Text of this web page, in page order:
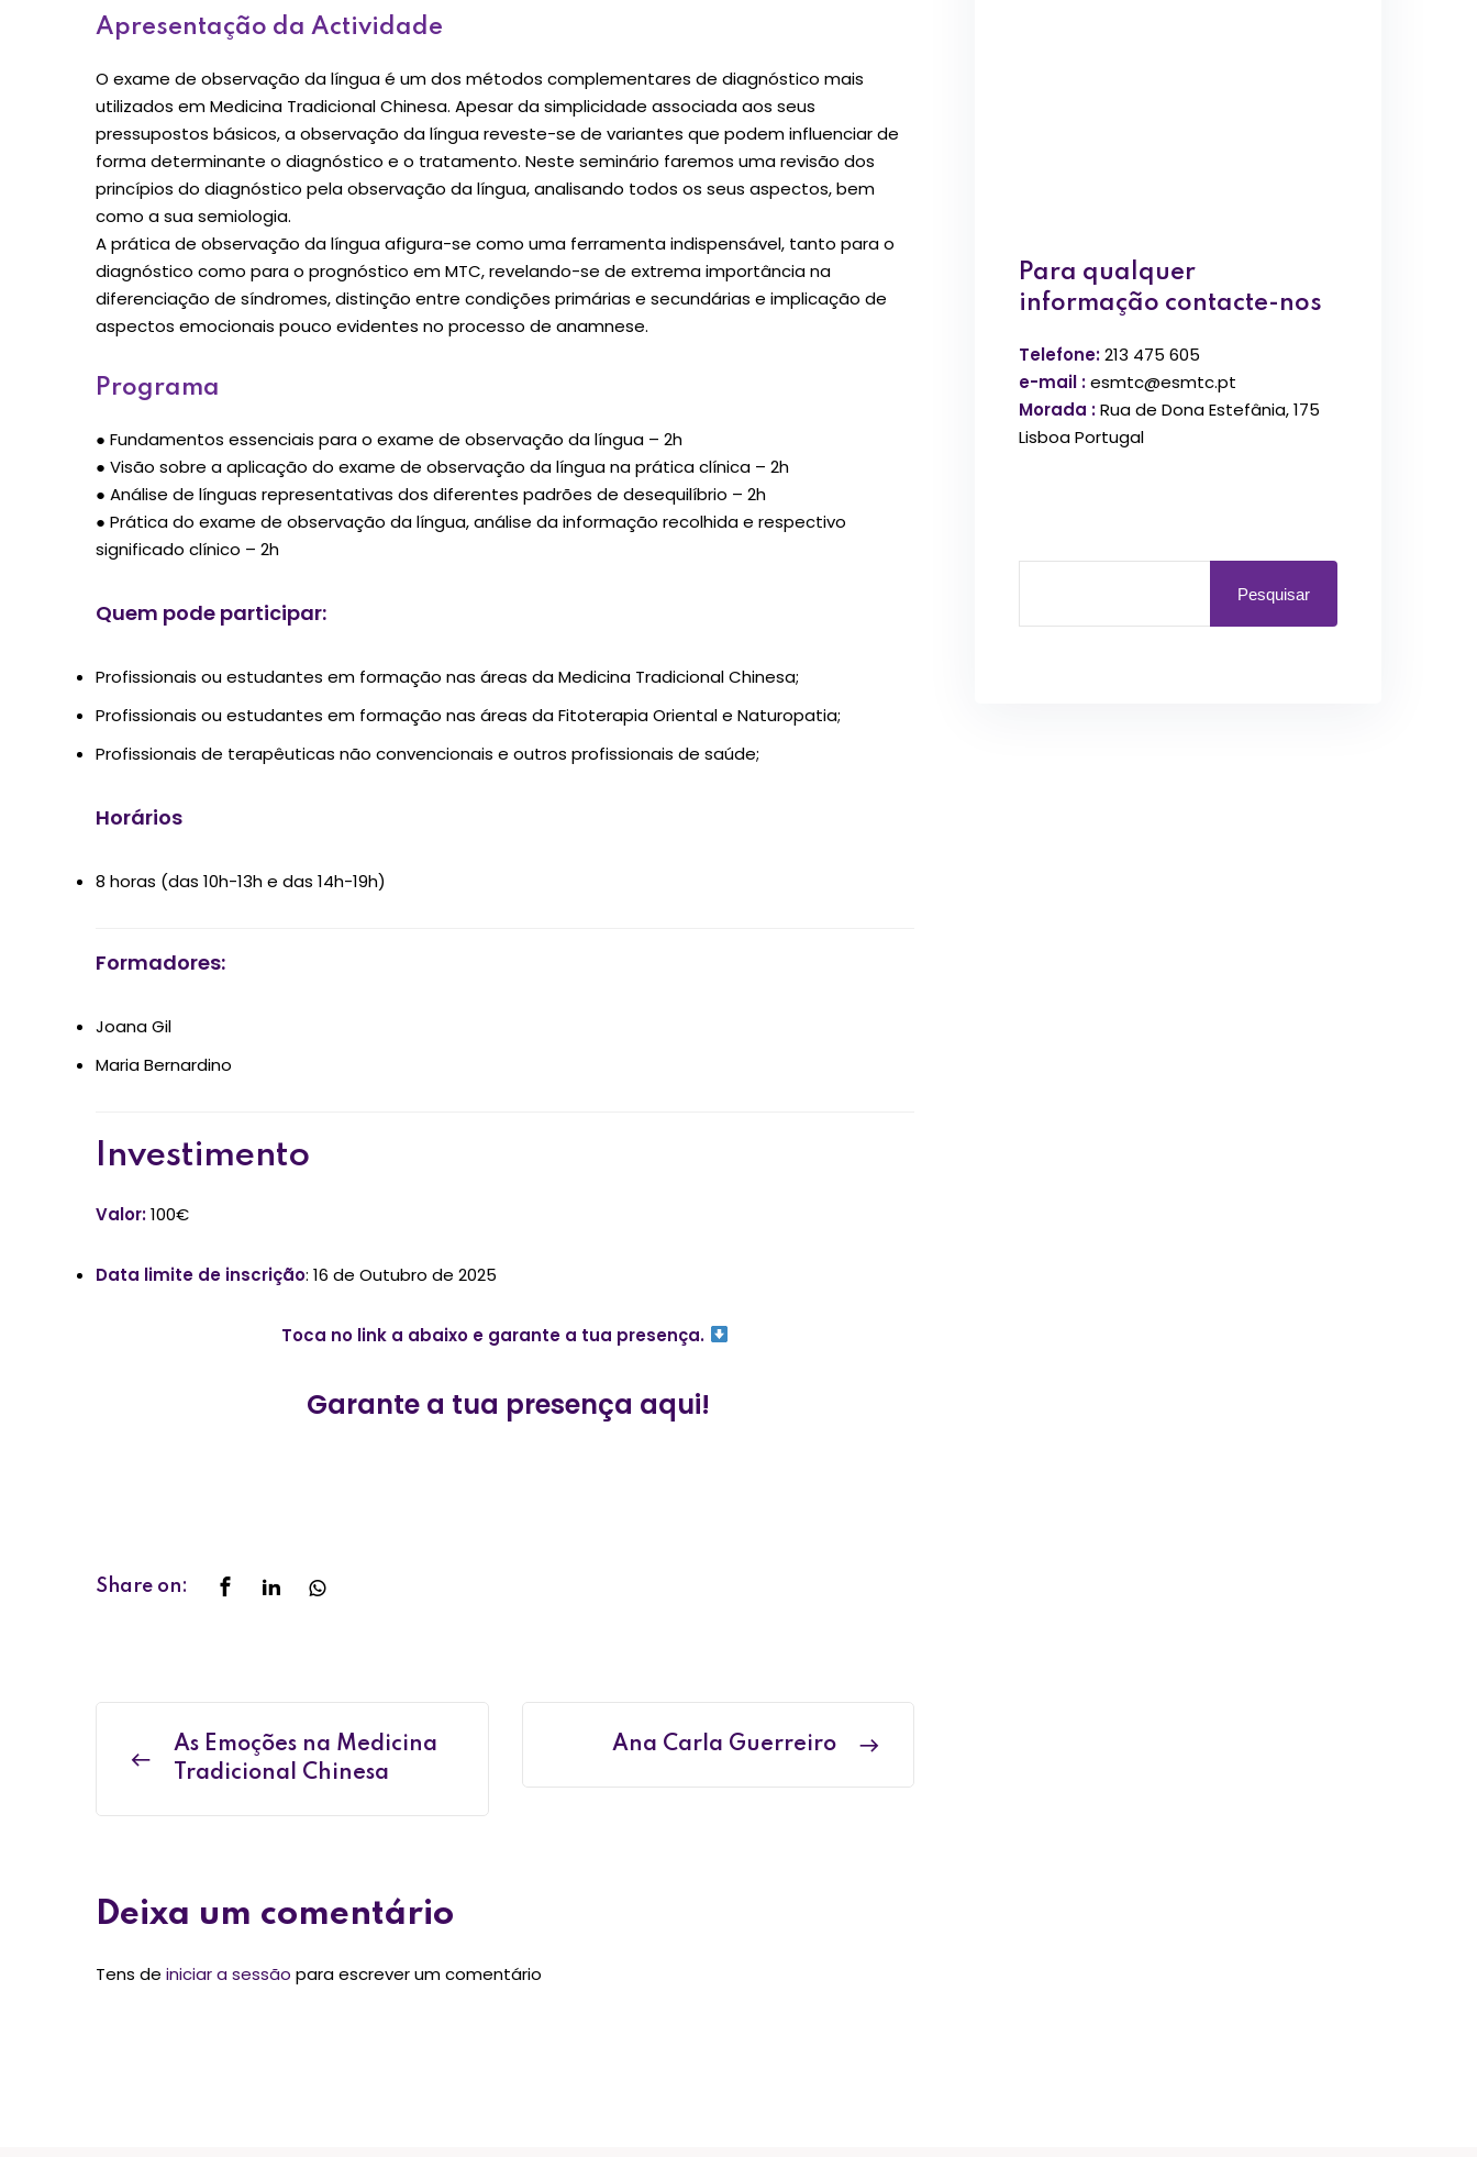
Apresentação da Actividade
O exame de observação da língua é um dos métodos complementares de diagnóstico mais
utilizados em Medicina Tradicional Chinesa. Apesar da simplicidade associada aos seus
pressupostos básicos, a observação da língua reveste-se de variantes que podem influenciar de
forma determinante o diagnóstico e o tratamento. Neste seminário faremos uma revisão dos
princípios do diagnóstico pela observação da língua, analisando todos os seus aspectos, bem
como a sua semiologia.
A prática de observação da língua afigura-se como uma ferramenta indispensável, tanto para o
diagnóstico como para o prognóstico em MTC, revelando-se de extrema importância na
diferenciação de síndromes, distinção entre condições primárias e secundárias e implicação de
aspectos emocionais pouco evidentes no processo de anamnese.
Programa
● Fundamentos essenciais para o exame de observação da língua – 2h
● Visão sobre a aplicação do exame de observação da língua na prática clínica – 2h
● Análise de línguas representativas dos diferentes padrões de desequilíbrio – 2h
● Prática do exame de observação da língua, análise da informação recolhida e respectivo
significado clínico – 2h
Quem pode participar:
Profissionais ou estudantes em formação nas áreas da Medicina Tradicional Chinesa;
Profissionais ou estudantes em formação nas áreas da Fitoterapia Oriental e Naturopatia;
Profissionais de terapêuticas não convencionais e outros profissionais de saúde;
Horários
8 horas (das 10h-13h e das 14h-19h)
Formadores:
Joana Gil
Maria Bernardino
Investimento
Valor:100€
Data limite de inscrição: 16 de Outubro de 2025
Toca no link a abaixo e garante a tua presença.
Garante a tua presença aqui!
Share on:
As Emoções na Medicina
Tradicional Chinesa
Ana Carla Guerreiro
Deixa um comentário
Tens de iniciar a sessão para escrever um comentário
Para qualquer
informação contacte-nos
Telefone:213 475 605
e-mail :esmtc@esmtc.pt
Morada :Rua de Dona Estefânia, 175
Lisboa Portugal
Pesquisar